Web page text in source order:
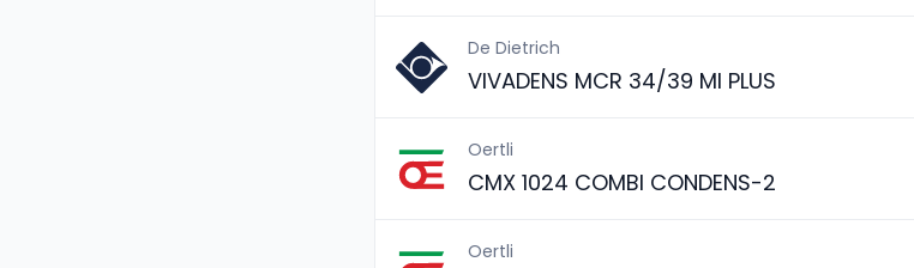
De Dietrich
VIVADENS MCR 34/39 MI PLUS
Oertli
CMX 1024 COMBI CONDENS-2
Oertli